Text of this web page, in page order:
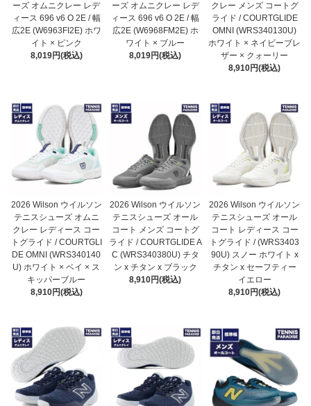
ーズ オムニクレー レデ
ィース 696 v6 O 2E / 幅
広2E (W6963FI2E) ホワ
イト × ピンク
8,019円(税込)
ーズ オムニクレー レデ
ィース 696 v6 O 2E / 幅
広2E (W6968FM2E) ホ
ワイト × ブルー
8,019円(税込)
クレー メンズ コートグ
ライド / COURTGLIDE
OMNI (WRS340130U)
ホワイト × ネイビーブレ
ザー × クォーリー
8,910円(税込)
2026 Wilson ウイルソン
テニスシューズ オムニ
クレー レディース コー
トグライド / COURTGLI
DE OMNI (WRS340140
U) ホワイト × ベイ × ス
キッパーブルー
8,910円(税込)
2026 Wilson ウイルソン
テニスシューズ オール
コート メンズ コートグ
ライド / COURTGLIDE A
C (WRS340380U) チタ
ン x チタン x ブラック
8,910円(税込)
2026 Wilson ウイルソン
テニスシューズ オール
コート レディース コー
トグライド / (WRS3403
90U) スノー ホワイト x
チタン x セーフティー
イエロー
8,910円(税込)